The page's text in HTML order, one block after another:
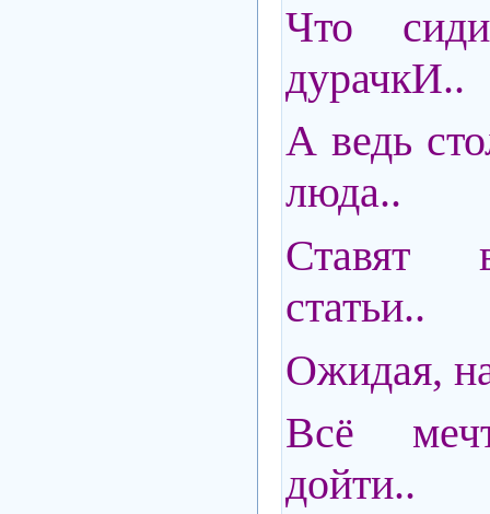
Что
дурачкИ..
А ведь
люда..
Ставят
статьи..
Ожидая,
Всё
дойти..